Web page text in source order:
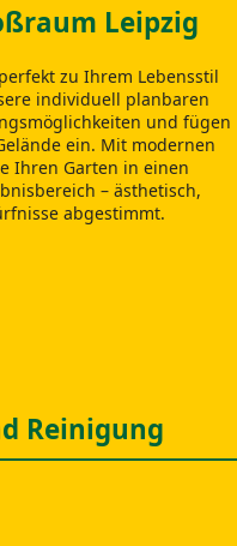
Leipzig
zu Ihrem Lebensstil
individuell planbaren
und fügen
ein. Mit modernen
Ihren Garten in einen
– ästhetisch,
abgestimmt.
Reinigung